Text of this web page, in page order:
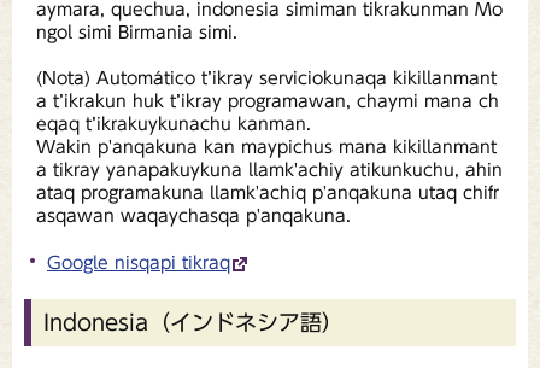
aymara, quechua, indonesia simiman tikrakunman Mo
ngol simi Birmania simi.
(Nota) Automático t’ikray serviciokunaqa kikillanmant
a t’ikrakun huk t’ikray programawan, chaymi mana ch
eqaq t’ikrakuykunachu kanman.
Wakin p'anqakuna kan maypichus mana kikillanmant
a tikray yanapakuykuna llamk'achiy atikunkuchu, ahin
ataq programakuna llamk'achiq p'anqakuna utaq chifr
asqawan waqaychasqa p'anqakuna.
Google nisqapi tikraq
Indonesia（インドネシア語）